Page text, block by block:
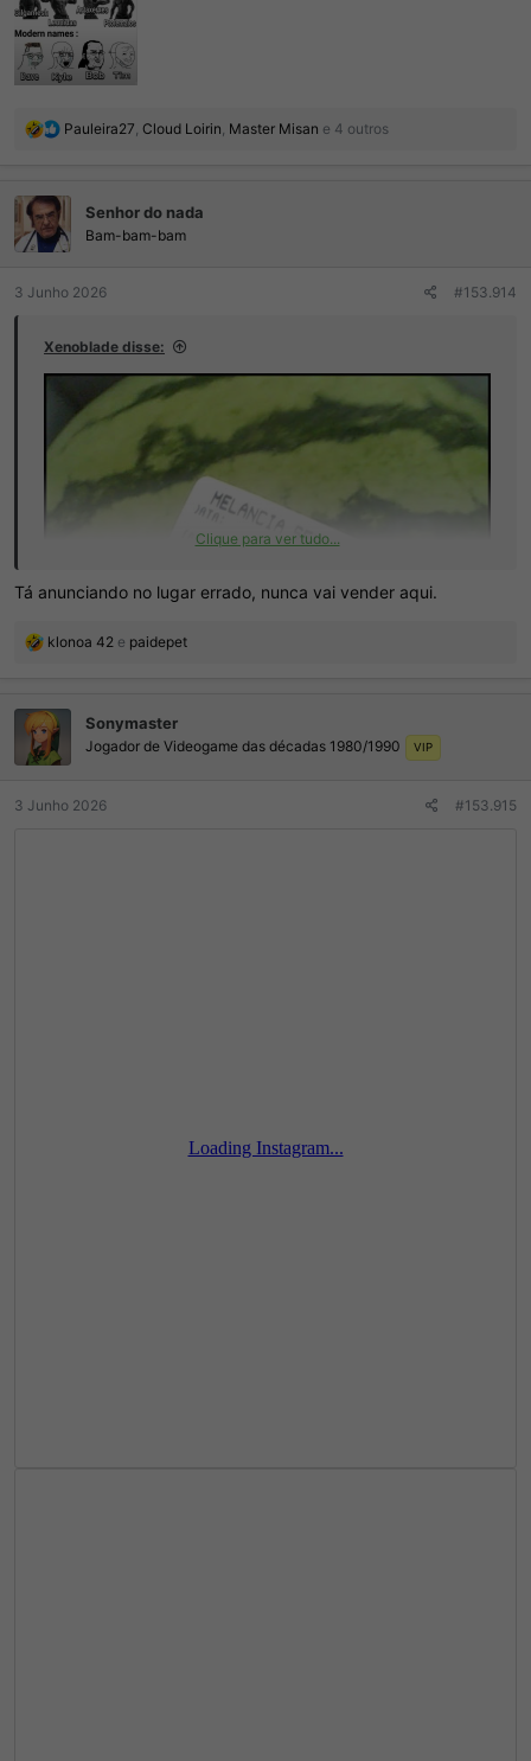
R
e
s
Pauleira27 Cloud Loirin Master Misan e 4 outros
Senhor do nada
Bam-bam-bam
3 Junho 2026 #153.914
Xenoblade disse:
Clique para ver tudo...
Tá anunciando no lugar errado, nunca vai vender aqui.
R
õ
e
s
klonoa 42 e paidepet
Sonymaster
Jogador de Videogame das décadas 1980/1990 VIP
3 Junho 2026 #153.915